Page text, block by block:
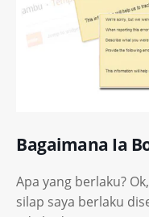
Bagaimana Ia
Apa yang berlaku?
silap saya berlaku